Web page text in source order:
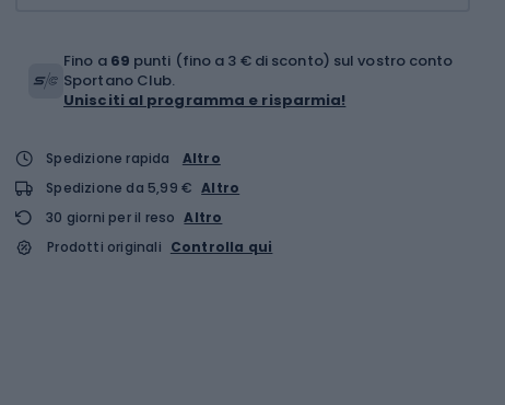
Fino a 69 punti (fino a 3 € di sconto) sul vostro conto
Sportano Club.
Unisciti al programma e risparmia!
Spedizione rapida
Altro
Spedizione da 5,99 € Altro
30 giorni per il reso Altro
Prodotti originali Controlla qui